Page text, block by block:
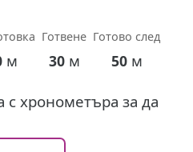
м
Готвене
30м
Готово след
50м
с хронометъра за да